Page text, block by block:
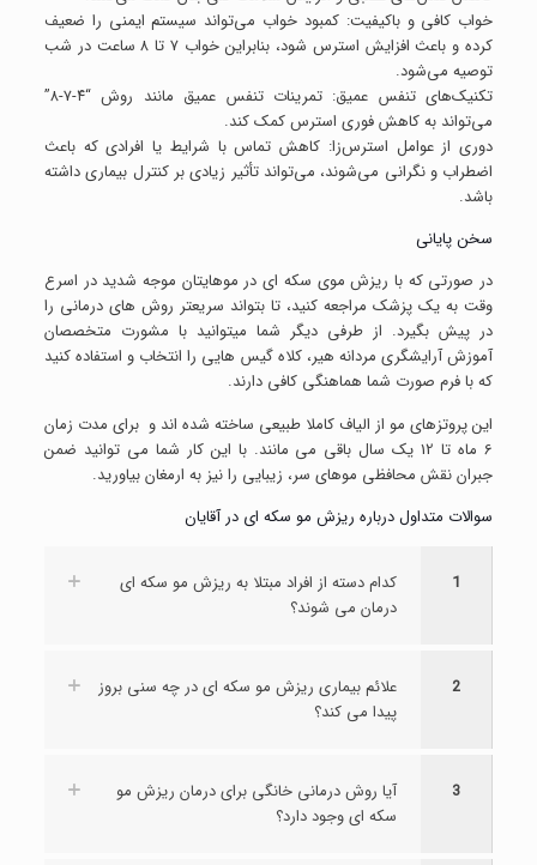
خواب کافی و باکیفیت: کمبود خواب می‌تواند سیستم ایمنی را ضعیف
کرده و باعث افزایش استرس شود، بنابراین خواب ۷ تا ۸ ساعت در شب
توصیه می‌شود.
تکنیک‌های تنفس عمیق: تمرینات تنفس عمیق مانند روش “۴-۷-۸”
می‌تواند به کاهش فوری استرس کمک کند.
دوری از عوامل استرس‌زا: کاهش تماس با شرایط یا افرادی که باعث
اضطراب و نگرانی می‌شوند، می‌تواند تأثیر زیادی بر کنترل بیماری داشته
باشد.
سخن پایانی
در صورتی که با ریزش موی سکه ای در موهایتان موجه شدید در اسرع
وقت به یک پزشک مراجعه کنید، تا بتواند سریعتر روش های درمانی را
در پیش بگیرد. از طرفی دیگر شما میتوانید با مشورت متخصصان
آموزش آرایشگری مردانه هیر، کلاه گیس هایی را انتخاب و استفاده کنید
که با فرم صورت شما هماهنگی کافی دارند.
این پروتزهای مو از الیاف کاملا طبیعی ساخته شده اند و برای مدت زمان
6 ماه تا 12 یک سال باقی می مانند. با این کار شما می توانید ضمن
جبران نقش محافظی موهای سر، زیبایی را نیز به ارمغان بیاورید.
سوالات متداول درباره ریزش مو سکه ای در آقایان
1
کدام دسته از افراد مبتلا به ریزش مو سکه ای
درمان می شوند؟
2
علائم بیماری ریزش مو سکه ای در چه سنی بروز
پیدا می کند؟
3
آیا روش درمانی خانگی برای درمان ریزش مو
سکه ای وجود دارد؟